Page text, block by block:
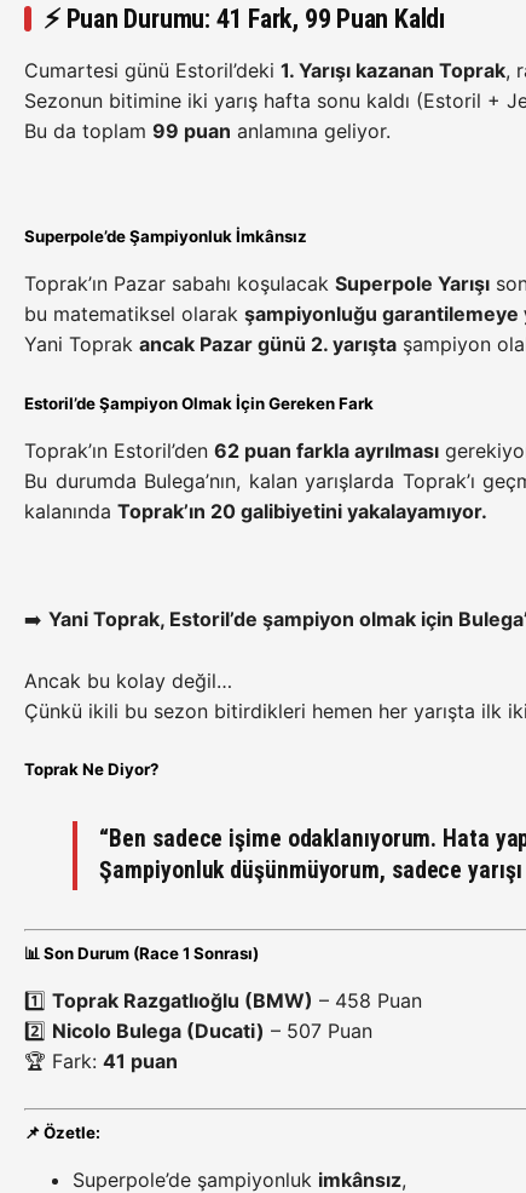
⚡ Puan Durumu: 41 Fark, 99 Puan Kaldı
Cumartesi günü Estoril’deki 1. Yarışı kazanan Toprak,
Sezonun bitimine iki yarış hafta sonu kaldı (Estoril +
Bu da toplam 99 puan anlamına geliyor.
Superpole’de Şampiyonluk İmkânsız
Toprak’ın Pazar sabahı koşulacak Superpole Yarışı
bu matematiksel olarak şampiyonluğu garantilemeye
Yani Toprak ancak Pazar günü 2. yarışta şampiyon
Estoril’de Şampiyon Olmak İçin Gereken Fark
Toprak’ın Estoril’den 62 puan farkla ayrılması
Bu durumda Bulega’nın, kalan yarışlarda Toprak’ı
kalanında Toprak’ın 20 galibiyetini yakalayamıyor.
➡️ Yani Toprak, Estoril’de şampiyon olmak için
Ancak bu kolay değil…
Çünkü ikili bu sezon bitirdikleri hemen her yarışta ilk iki
Toprak Ne Diyor?
“Ben sadece işime odaklanıyorum. Hata
Şampiyonluk düşünmüyorum, sadece
📊Son Durum (Race 1 Sonrası)
1️⃣ Toprak Razgatlıoğlu (BMW) – 458 Puan
2️⃣ Nicolo Bulega (Ducati) – 507 Puan
🏆 Fark: 41 puan
📌Özetle:
Superpole’de şampiyonluk imkânsız,